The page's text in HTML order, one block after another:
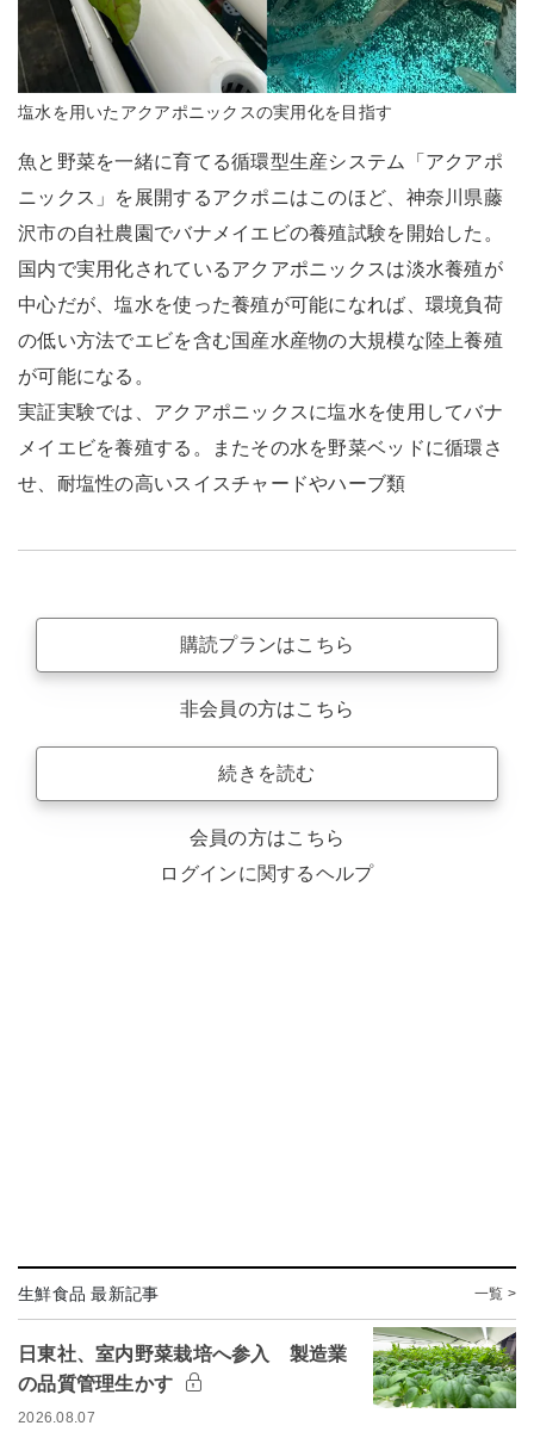
塩水を用いたアクアポニックスの実用化を目指す
魚と野菜を一緒に育てる循環型生産システム「アクアポ
ニックス」を展開するアクポニはこのほど、神奈川県藤
沢市の自社農園でバナメイエビの養殖試験を開始した。
国内で実用化されているアクアポニックスは淡水養殖が
中心だが、塩水を使った養殖が可能になれば、環境負荷
の低い方法でエビを含む国産水産物の大規模な陸上養殖
が可能になる。
実証実験では、アクアポニックスに塩水を使用してバナ
メイエビを養殖する。またその水を野菜ベッドに循環さ
せ、耐塩性の高いスイスチャードやハーブ類
購読プランはこちら
非会員の方はこちら
続きを読む
会員の方はこちら
ログインに関するヘルプ
生鮮食品 最新記事 一覧 >
日東社、室内野菜栽培へ参入 製造業
の品質管理生かす
2026.08.07